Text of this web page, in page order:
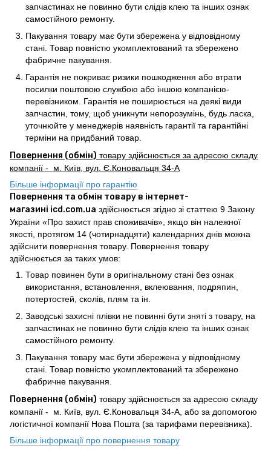
запчастинах не повинно бути слідів клею та інших ознак
самостійного ремонту.
Пакування товару має бути збережена у відповідному
стані. Товар повністю укомплектований та збережено
фабричне пакування.
Гарантія не покриває ризики пошкодження або втрати
посилки поштовою службою або іншою компанією-
перевізником. Гарантія не поширюється на деякі види
запчастин, тому, щоб уникнути непорозумінь, будь ласка,
уточнюйте у менеджерів наявність гарантії та гарантійні
терміни на придбаний товар.
Повернення (обмін) товару здійснюється за адресою складу
компанії - м. Київ, вул. Є.Коновальця 34-А
Більше інформації про гарантію
Повернення та обмін товару в інтернет-
магазині icd.com.ua здійснюється згідно зі статтею 9 Закону
України «Про захист прав споживачів», якщо він належної
якості, протягом 14 (чотирнадцяти) календарних днів можна
здійснити повернення товару. Повернення товару
здійснюється за таких умов:
Товар повинен бути в оригінальному стані без ознак
використання, встановлення, вклеювання, подряпин,
потертостей, сколів, плям та ін.
Заводські захисні плівки не повинні бути зняті з товару, на
запчастинах не повинно бути слідів клею та інших ознак
самостійного ремонту.
Пакування товару має бути збережена у відповідному
стані. Товар повністю укомплектований та збережено
фабричне пакування.
Повернення (обмін) товару здійснюється за адресою складу
компанії - м. Київ, вул. Є.Коновальця 34-А, або за допомогою
логістичної компанії Нова Пошта (за тарифами перевізника).
Більше інформації про повернення товару